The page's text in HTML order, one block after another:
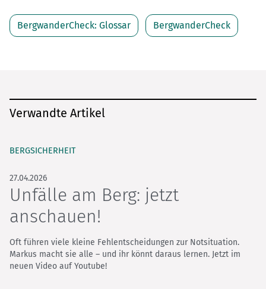
BergwanderCheck: Glossar BergwanderCheck
Verwandte Artikel
BERGSICHERHEIT
27.04.2026
Unfälle am Berg: jetzt
anschauen!
Oft führen viele kleine Fehlentscheidungen zur Notsituation.
Markus macht sie alle – und ihr könnt daraus lernen. Jetzt im
neuen Video auf Youtube!